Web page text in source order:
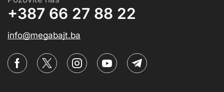
+387 66 27 88 22
info@megabajt.ba